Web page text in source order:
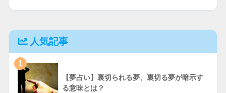
人気記事
1
【夢占い】裏切られる夢、裏切る夢が暗示す
る意味とは？